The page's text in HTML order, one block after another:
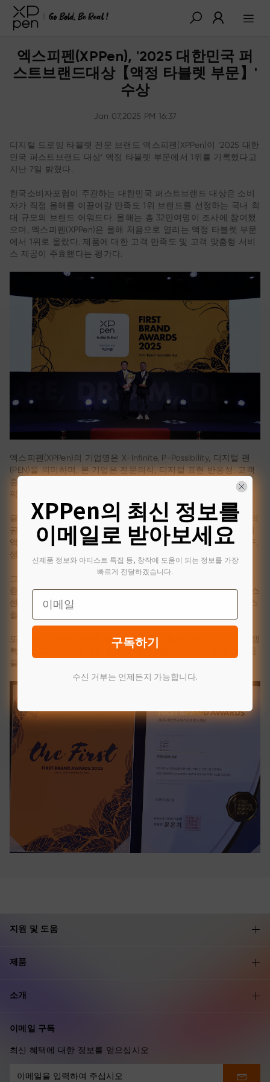
엑스피펜(XPPen), '2025 대한민국 퍼
스트브랜드대상【액정 타블렛 부문】'
수상
Jan 07,2025 PM 16:37
디지털 드로잉 타블렛 전문 브랜드 엑스피펜(XPPen)이 ‘2025 대한
민국 퍼스트브랜드 대상’ 액정 타블렛 부문에서 1위를 기록했다고
지난 7일 밝혔다.
한국소비자포럼이 주관하는 대한민국 퍼스트브랜드 대상은 소비
자가 직접 올해를 이끌어갈 만족도 1위 브랜드를 선정하는 국내 최
대 규모의 브랜드 어워드다. 올해는 총 32만여명이 조사에 참여했
으며, 엑스피펜(XPPen)은 올해 처음으로 열리는 액정 타블렛 부문
에서 1위로 올랐다. 제품에 대한 고객 만족도 및 고객 맞춤형 서비
스 제공이 주효했다는 평가다.
엑스피펜(XPPen)의 기업명은 X-Infinite, P-Possibility, 디지털 펜
(PEN)을 의미하며, 본 기업은 전문의식, 디지털 표현 반응성, 고객
중심, 친환경 기술을 핵심가치로 두고 출범하여 전문적으로 그래
픽 드로잉 타블렛을 제조 및 생산하고 있는 글로벌 기업이다.
글로벌 디지털 드로잉 타블렛 전문 브랜드로써 한국에서 총 9개의
공식 판매처와 공식 홈페이지를 통해 소형 펜 타블렛부터 24인치
액정 타블렛까지 다양한 기능과 크기, 가격을 갖춘 제품들을 연구,
생산, 판매하고 있다.
그 외에 엑스피펜은 한국 시장의 수요의 증가와 고객의 만족도를
증가시키기 위해 2024년부터 한국 현지에서 전문적인 고객서비스
센터를 구축했다고 밝혔다. 고객들이 보다 빠르고 편한 AS 서비스
를 받을 수 있도록 엑스피펜은 꾸준히 노력을 기울이고 있다.
또한 엑스피펜은 다양한 원천기술과 특허를 보유하고 있으며 경쟁
특허의 교차 사용에 대한 합의로 더욱 강화된 사양의 최첨단 제품
을 2025년에 잇달아 출시할 예정이다.
지원 및 도움
제품
소개
이메일 구독
최신 혜택에 대한 정보를 얻으십시오
XPPen의 최신 정보를
이메일로 받아보세요
신제품 정보와 아티스트 특집 등, 창작에 도움이 되는 정보를 가장
빠르게 전달하겠습니다.
Email
구독하기
수신 거부는 언제든지 가능합니다.